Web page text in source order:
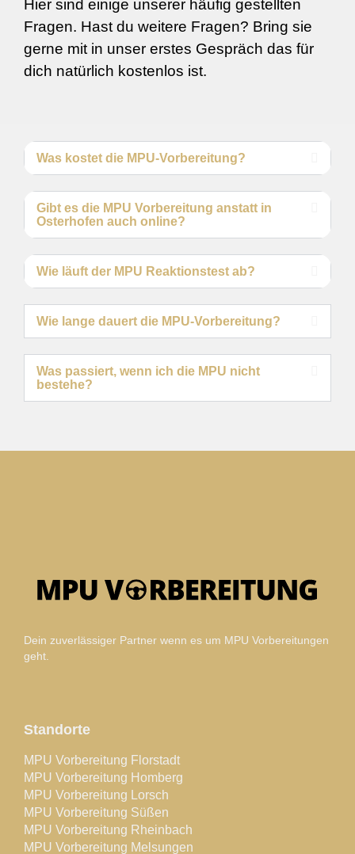
Hier sind einige unserer häufig gestellten
Fragen. Hast du weitere Fragen? Bring sie
gerne mit in unser erstes Gespräch das für
dich natürlich kostenlos ist.
Was kostet die MPU-Vorbereitung?
Gibt es die MPU Vorbereitung anstatt in
Osterhofen auch online?
Wie läuft der MPU Reaktionstest ab?
Wie lange dauert die MPU-Vorbereitung?
Was passiert, wenn ich die MPU nicht
bestehe?
Dein zuverlässiger Partner wenn es um MPU Vorbereitungen
geht.
Standorte
MPU Vorbereitung Florstadt
MPU Vorbereitung Homberg
MPU Vorbereitung Lorsch
MPU Vorbereitung Süßen
MPU Vorbereitung Rheinbach
MPU Vorbereitung Melsungen